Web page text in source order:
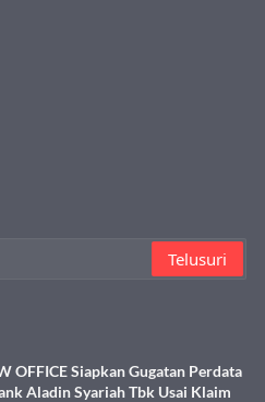
OFFICE Siapkan Gugatan Perdata
Aladin Syariah Tbk Usai Klaim